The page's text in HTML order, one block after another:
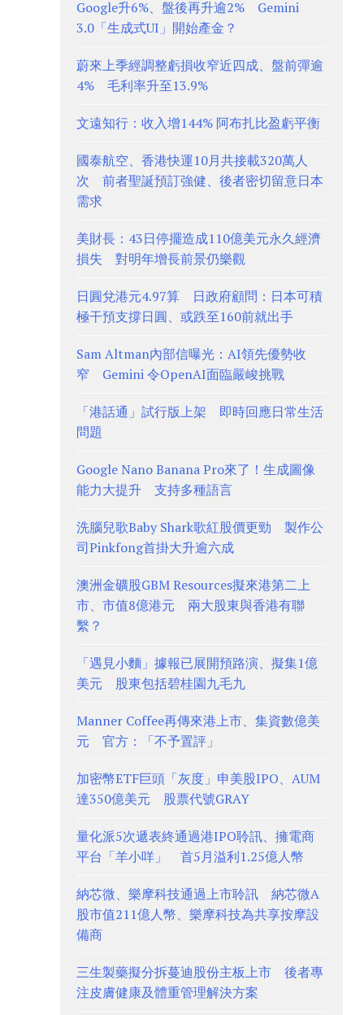
Google升6%、盤後再升逾2% Gemini
3.0「生成式UI」開始產金？
蔚來上季經調整虧損收窄近四成、盤前彈逾
4% 毛利率升至13.9%
文遠知行：收入增144% 阿布扎比盈虧平衡
國泰航空、香港快運10月共接載320萬人
次 前者聖誕預訂強健、後者密切留意日本
需求
美財長：43日停擺造成110億美元永久經濟
損失 對明年增長前景仍樂觀
日圓兌港元4.97算 日政府顧問：日本可積
極干預支撐日圓、或跌至160前就出手
Sam Altman內部信曝光：AI領先優勢收
窄 Gemini 令OpenAI面臨嚴峻挑戰
「港話通」試行版上架 即時回應日常生活
問題
Google Nano Banana Pro來了！生成圖像
能力大提升 支持多種語言
洗腦兒歌Baby Shark歌紅股價更勁 製作公
司Pinkfong首掛大升逾六成
澳洲金礦股GBM Resources擬來港第二上
市、市值8億港元 兩大股東與香港有聯
繫？
「遇見小麵」據報已展開預路演、擬集1億
美元 股東包括碧桂園九毛九
Manner Coffee再傳來港上市、集資數億美
元 官方：「不予置評」
加密幣ETF巨頭「灰度」申美股IPO、AUM
達350億美元 股票代號GRAY
量化派5次遞表終通過港IPO聆訊、擁電商
平台「羊小咩」 首5月溢利1.25億人幣
納芯微、樂摩科技通過上市聆訊 納芯微A
股市值211億人幣、樂摩科技為共享按摩設
備商
三生製藥擬分拆蔓迪股份主板上市 後者專
注皮膚健康及體重管理解決方案